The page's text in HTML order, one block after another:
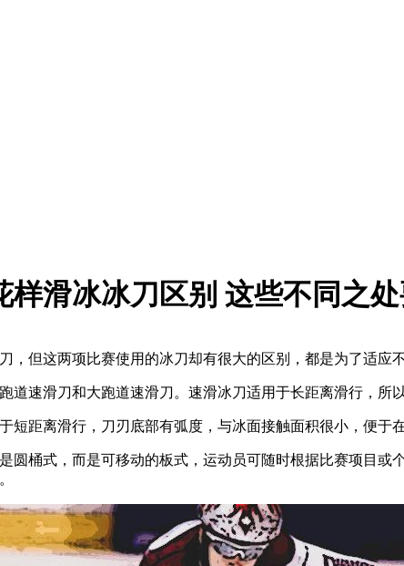
样滑冰冰刀区别 这些不同之
，但这两项比赛使用的冰刀却有很大的区别，都是为了适应
道速滑刀和大跑道速滑刀。速滑冰刀适用于长距离滑行，所
短距离滑行，刀刃底部有弧度，与冰面接触面积很小，便于
圆桶式，而是可移动的板式，运动员可随时根据比赛项目